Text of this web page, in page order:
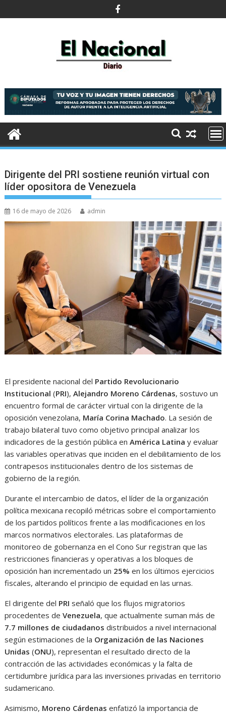
al
Dirigente del PRI sostiene reunión virtual con
líder opositora de Venezuela
16 de mayo de 2026 admin
El presidente nacional del Partido Revolucionario
Institucional (PRI),Alejandro Moreno Cárdenas, sostuvo un
encuentro formal de carácter virtual con la dirigente de la
oposición venezolana, María Corina Machado. La sesión de
trabajo bilateral tuvo como objetivo principal analizar los
indicadores de la gestión pública enAmérica Latina y evaluar
las variables operativas que inciden en el debilitamiento de los
contrapesos institucionales dentro de los sistemas de
gobierno de la región.
Durante el intercambio de datos, el líder de la organización
política mexicana recopiló métricas sobre el comportamiento
de los partidos políticos frente a las modificaciones en los
marcos normativos electorales. Las plataformas de
monitoreo de gobernanza en el Cono Sur registran que las
restricciones financieras y operativas a los bloques de
oposición han incrementado un 25% en los últimos ejercicios
fiscales, alterando el principio de equidad en las urnas.
El dirigente del PRI señaló que los flujos migratorios
procedentes deVenezuela, que actualmente suman más de
7.7 millones de ciudadanos distribuidos a nivel internacional
según estimaciones de la Organización de las Naciones
Unidas (ONU), representan el resultado directo de la
contracción de las actividades económicas y la falta de
certidumbre jurídica para las inversiones privadas en territorio
sudamericano.
Asimismo, Moreno Cárdenas enfatizó la importancia de